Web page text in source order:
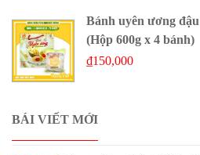
Bánh uyên ương
(Hộp 600g x 4 bánh)
₫150,000
BÁI VIẾT MỚI